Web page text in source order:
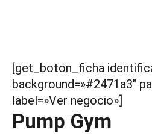
[get_boton_ficha
background=»#2471a3″
label=»Ver negocio»]
Pump Gym